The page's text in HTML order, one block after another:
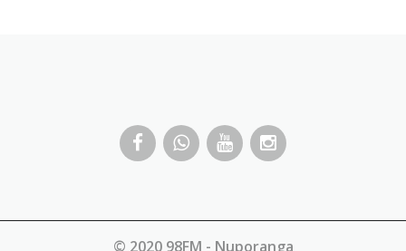
© 2020 98FM - Nuporanga